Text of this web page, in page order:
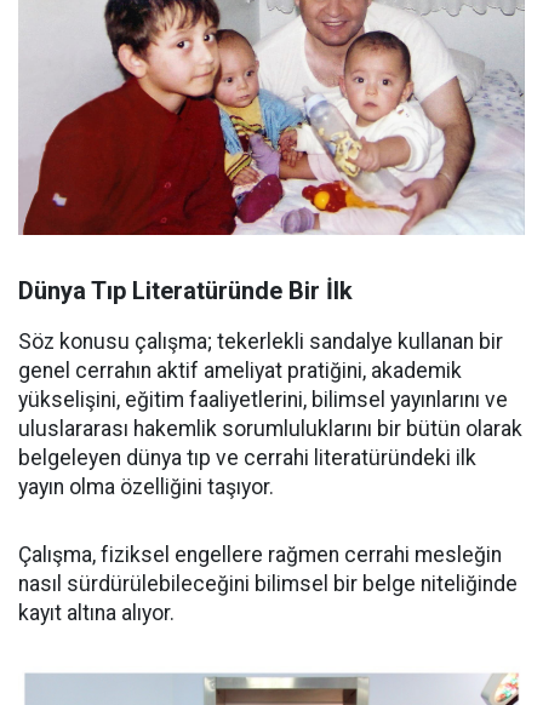
Dünya Tıp Literatüründe Bir İlk
Söz konusu çalışma; tekerlekli sandalye kullanan bir
genel cerrahın aktif ameliyat pratiğini, akademik
yükselişini, eğitim faaliyetlerini, bilimsel yayınlarını ve
uluslararası hakemlik sorumluluklarını bir bütün olarak
belgeleyen dünya tıp ve cerrahi literatüründeki ilk
yayın olma özelliğini taşıyor.
Çalışma, fiziksel engellere rağmen cerrahi mesleğin
nasıl sürdürülebileceğini bilimsel bir belge niteliğinde
kayıt altına alıyor.